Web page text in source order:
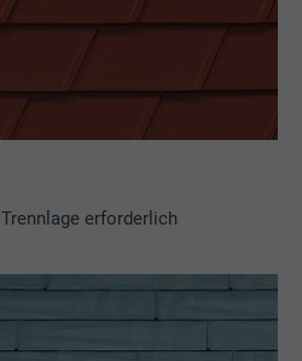
erforderlich